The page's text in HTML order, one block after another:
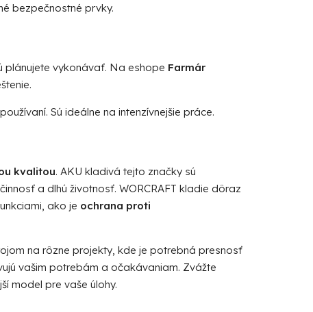
bezpečnostné prvky.
plánujete vykonávať. Na eshope Farmár
Sú ideálne na intenzívnejšie práce.
kvalitou. AKU kladivá tejto značky sú
a dlhú životnosť. WORCRAFT kladie dôraz
ako je ochrana proti
na rôzne projekty, kde je potrebná presnosť
vašim potrebám a očakávaniam. Zvážte
model pre vaše úlohy.